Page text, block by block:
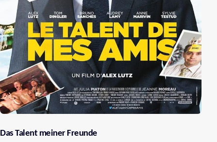
Das Talent meiner Freunde